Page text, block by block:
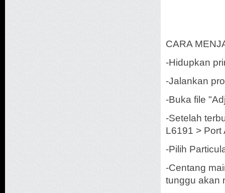
CARA
-Hidupkan
-Jalankan
-Buka file
-Setelah
L6191 > Port
-Pilih
-Centang
tunggu akan